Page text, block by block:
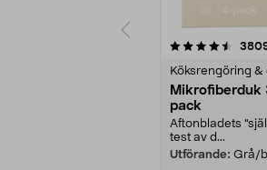
Köksrengöring &
Mikrofiberduk
pack
Aftonbladets
test av d...
Utförande: Grå/
4.0av